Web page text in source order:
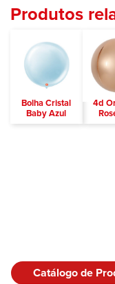
Produtos
Bolha Cristal
Baby Azul
4d
Catálogo de